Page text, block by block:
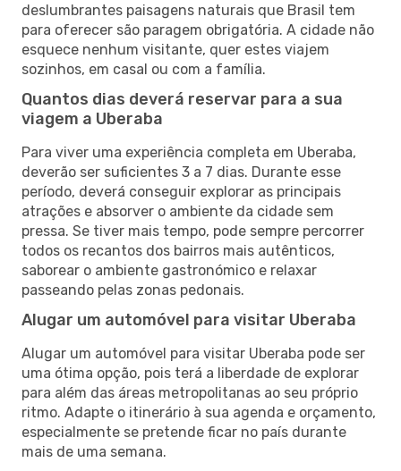
deslumbrantes paisagens naturais que Brasil tem
para oferecer são paragem obrigatória. A cidade não
esquece nenhum visitante, quer estes viajem
sozinhos, em casal ou com a família.
Quantos dias deverá reservar para a sua
viagem a Uberaba
Para viver uma experiência completa em Uberaba,
deverão ser suficientes 3 a 7 dias. Durante esse
período, deverá conseguir explorar as principais
atrações e absorver o ambiente da cidade sem
pressa. Se tiver mais tempo, pode sempre percorrer
todos os recantos dos bairros mais autênticos,
saborear o ambiente gastronómico e relaxar
passeando pelas zonas pedonais.
Alugar um automóvel para visitar Uberaba
Alugar um automóvel para visitar Uberaba pode ser
uma ótima opção, pois terá a liberdade de explorar
para além das áreas metropolitanas ao seu próprio
ritmo. Adapte o itinerário à sua agenda e orçamento,
especialmente se pretende ficar no país durante
mais de uma semana.